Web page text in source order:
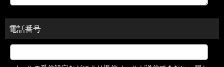
電話番号